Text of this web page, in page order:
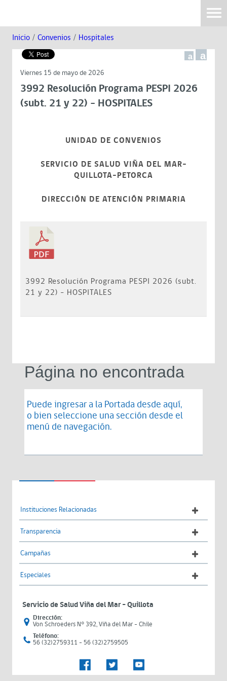
Inicio / Convenios / Hospitales
a a
Viernes 15 de mayo de 2026
3992 Resolución Programa PESPI 2026
(subt. 21 y 22) - HOSPITALES
UNIDAD DE CONVENIOS
SERVICIO DE SALUD VIÑA DEL MAR-
QUILLOTA-PETORCA
DIRECCIÓN DE ATENCIÓN PRIMARIA
3992 Resolución Programa PESPI 2026 (subt.
21 y 22) - HOSPITALES
Página no encontrada
Puede ingresar a la Portada desde aquí,
o bien seleccione una sección desde el
menú de navegación.
Instituciones Relacionadas
Transparencia
Campañas
Especiales
Servicio de Salud Viña del Mar – Quillota
Dirección:
Von Schroeders N° 392, Viña del Mar - Chile
Teléfono:
56 (32)2759311 - 56 (32)2759505